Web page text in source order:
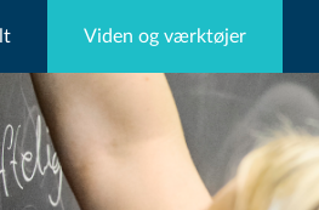
Viden og værktøjer